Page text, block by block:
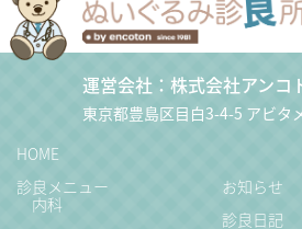
運営会社：株式会社アンコ
東京都豊島区目白3-4-5 アビタ
HOME
診良メニュー
内科
お知らせ
診良日記